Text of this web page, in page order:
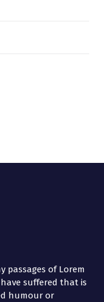
passages of Lorem
suffered that is
humour or